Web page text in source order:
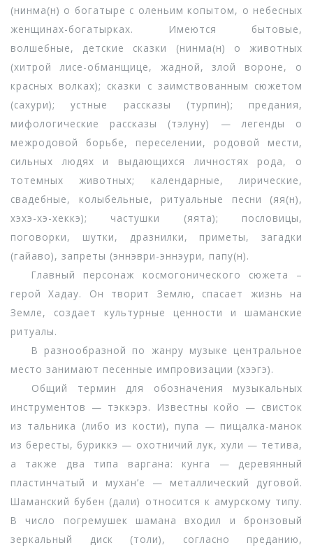
(нинма(н) о богатыре с оленьим копытом, о небесных
женщинах-богатырках. Имеются бытовые,
волшебные, детские сказки (нинма(н) о животных
(хитрой лисе-обманщице, жадной, злой вороне, о
красных волках); сказки с заимствованным сюжетом
(сахури); устные рассказы (турпин); предания,
мифологические рассказы (тэлуну) — легенды о
межродовой борьбе, переселении, родовой мести,
сильных людях и выдающихся личностях рода, о
тотемных животных; календарные, лирические,
свадебные, колыбельные, ритуальные песни (яя(н),
хэхэ-хэ-хеккэ); частушки (яята); пословицы,
поговорки, шутки, дразнилки, приметы, загадки
(гайаво), запреты (эннэври-эннэури, папу(н).
Главный персонаж космогонического сюжета –
герой Хадау. Он творит Землю, спасает жизнь на
Земле, создает культурные ценности и шаманские
ритуалы.
В разнообразной по жанру музыке центральное
место занимают песенные импровизации (хээгэ).
Общий термин для обозначения музыкальных
инструментов — тэккэрэ. Известны койо — свисток
из тальника (либо из кости), пупа — пищалка-манок
из бересты, буриккэ — охотничий лук, хули — тетива,
а также два типа варгана: кунга — деревянный
пластинчатый и мухан’е — металлический дуговой.
Шаманский бубен (дали) относится к амурскому типу.
В число погремушек шамана входил и бронзовый
зеркальный диск (толи), согласно преданию,